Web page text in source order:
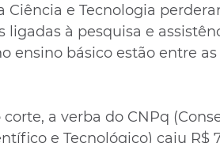
Ciência e Tecnologia
ligadas à pesquisa e
ensino básico estão entre
a verba do CNPq
e Tecnológico) caiu R$